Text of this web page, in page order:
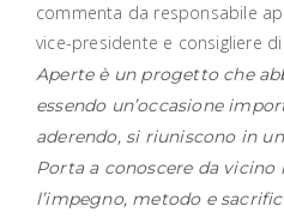
commenta da responsabile
vice-presidente e consigliere
Aperte è un progetto che
essendo un’occasione
aderendo, si riuniscono in
Porta a conoscere da
l’impegno, metodo e